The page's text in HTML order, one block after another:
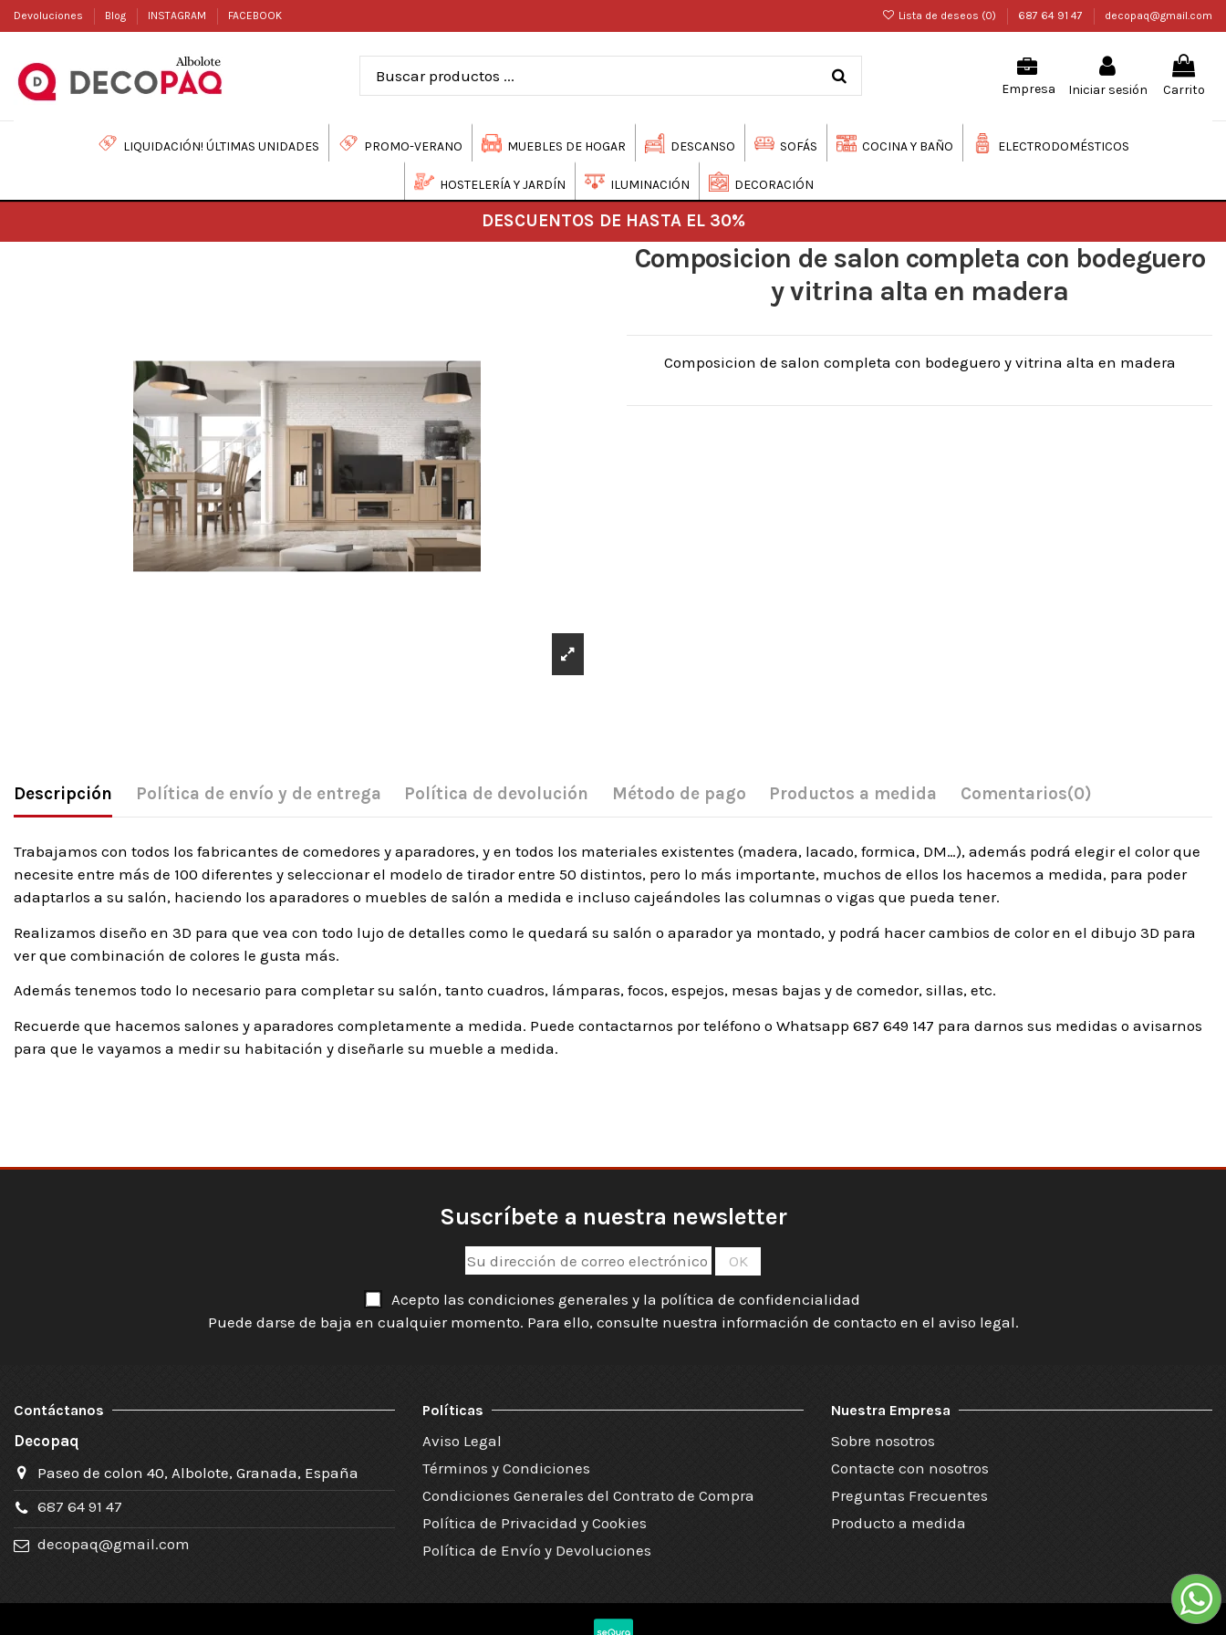
Devoluciones Blog INSTAGRAM FACEBOOK Lista de deseos (0) 687 64 91 47 decopaq@gmail.com
Empresa Iniciar sesión Carrito
LIQUIDACIÓN! ÚLTIMAS UNIDADES PROMO-VERANO MUEBLES DE HOGAR DESCANSO SOFÁS COCINA Y BAÑO ELECTRODOMÉSTICOS
HOSTELERÍA Y JARDÍN ILUMINACIÓN DECORACIÓN
DESCUENTOS DE HASTA EL 30%
Composicion de salon completa con bodeguero
y vitrina alta en madera
Composicion de salon completa con bodeguero y vitrina alta en madera
Descripción Política de envío y de entrega Política de devolución Método de pago Productos a medida Comentarios(0)
Trabajamos con todos los fabricantes de comedores y aparadores, y en todos los materiales existentes (madera, lacado, formica, DM…), además podrá elegir el color que
necesite entre más de 100 diferentes y seleccionar el modelo de tirador entre 50 distintos, pero lo más importante, muchos de ellos los hacemos a medida, para poder
adaptarlos a su salón, haciendo los aparadores o muebles de salón a medida e incluso cajeándoles las columnas o vigas que pueda tener.
Realizamos diseño en 3D para que vea con todo lujo de detalles como le quedará su salón o aparador ya montado, y podrá hacer cambios de color en el dibujo 3D para
ver que combinación de colores le gusta más.
Además tenemos todo lo necesario para completar su salón, tanto cuadros, lámparas, focos, espejos, mesas bajas y de comedor, sillas, etc.
Recuerde que hacemos salones y aparadores completamente a medida. Puede contactarnos por teléfono o Whatsapp 687 649 147 para darnos sus medidas o avisarnos
para que le vayamos a medir su habitación y diseñarle su mueble a medida.
Suscríbete a nuestra newsletter
Acepto las condiciones generales y la política de confidencialidad
Puede darse de baja en cualquier momento. Para ello, consulte nuestra información de contacto en el aviso legal.
Contáctanos
Decopaq
Paseo de colon 40, Albolote, Granada, España
687 64 91 47
decopaq@gmail.com
Políticas
Aviso Legal
Términos y Condiciones
Condiciones Generales del Contrato de Compra
Política de Privacidad y Cookies
Política de Envío y Devoluciones
Nuestra Empresa
Sobre nosotros
Contacte con nosotros
Preguntas Frecuentes
Producto a medida